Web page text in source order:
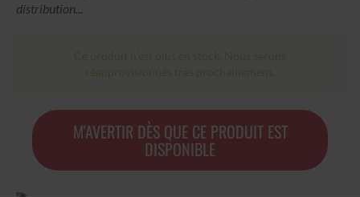
distribution...
Ce produit n’est plus en stock. Nous serons
réapprovisionnés très prochainement.
M'AVERTIR DÈS QUE CE PRODUIT EST
DISPONIBLE